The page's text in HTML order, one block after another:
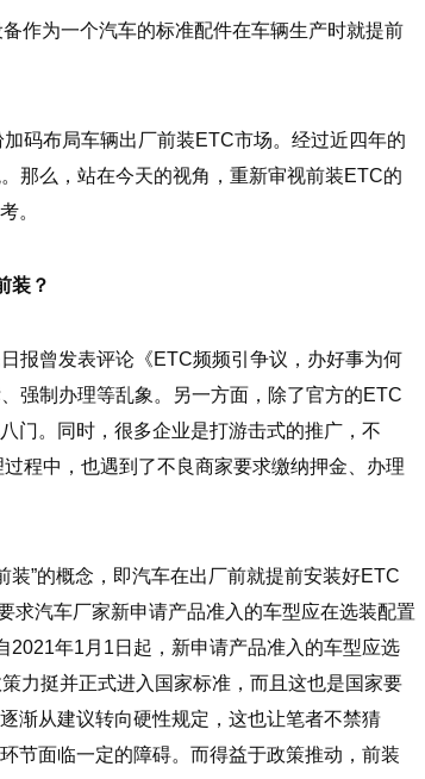
作为一个汽车的标准配件在车辆生产时就提前
码布局车辆出厂前装ETC市场。经过近四年的
那么，站在今天的视角，重新审视前装ETC的
。
装？
报曾发表评论《ETC频频引争议，办好事为何
强制办理等乱象。另一方面，除了官方的ETC
门。同时，很多企业是打游击式的推广，不
程中，也遇到了不良商家要求缴纳押金、办理
”的概念，即汽车在出厂前就提前安装好ETC
求汽车厂家新申请产品准入的车型应在选装配置
年1⽉1⽇起，新申请产品准⼊的⻋型应选
力挺并正式进入国家标准，而且这也是国家要
渐从建议转向硬性规定，这也让笔者不禁猜
节面临一定的障碍。而得益于政策推动，前装